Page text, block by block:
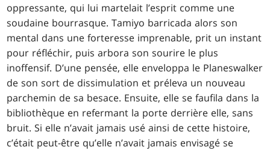
oppressante, qui lui martelait l’esprit comme une
soudaine bourrasque. Tamiyo barricada alors son
mental dans une forteresse imprenable, prit un instant
pour réfléchir, puis arbora son sourire le plus
inoffensif. D’une pensée, elle enveloppa le Planeswalker
de son sort de dissimulation et préleva un nouveau
parchemin de sa besace. Ensuite, elle se faufila dans la
bibliothèque en refermant la porte derrière elle, sans
bruit. Si elle n’avait jamais usé ainsi de cette histoire,
c’était peut-être qu’elle n’avait jamais envisagé se